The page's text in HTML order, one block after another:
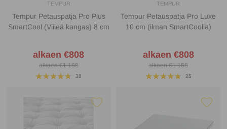
TEMPUR
Tempur Petauspatja Pro Plus
SmartCool (Viileä kangas) 8 cm
alkaen €808
alkaen €1 158
38
TEMPUR
Tempur Petauspatja Pro Luxe
10 cm (ilman SmartCoolia)
alkaen €808
alkaen €1 158
25